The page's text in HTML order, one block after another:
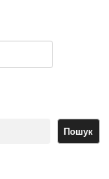
Пошук